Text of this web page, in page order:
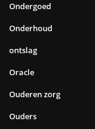
Ondergoed
Onderhoud
ontslag
Oracle
Ouderen zorg
Ouders